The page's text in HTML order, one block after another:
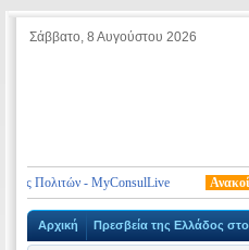
Σάββατο, 8 Αυγούστου 2026
Πολιτών - MyConsulLive
Αρχική Πρεσβεία της Ελλάδος στο